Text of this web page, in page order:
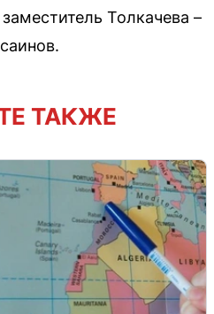
Толкачева –
ТАКЖЕ